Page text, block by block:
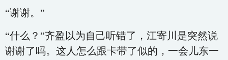
“谢谢。”
“什么？”齐盈以为自己听错了，江寄川是突然说
谢谢了吗。这人怎么跟卡带了似的，一会儿东一